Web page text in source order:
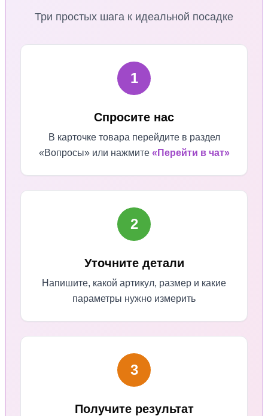
Три простых шага к идеальной посадке
1
Спросите нас
В карточке товара перейдите в раздел
«Вопросы» или нажмите «Перейти в чат»
2
Уточните детали
Напишите, какой артикул, размер и какие
параметры нужно измерить
3
Получите результат